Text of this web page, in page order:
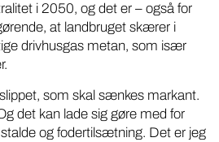
i 2050, og det er – også for
at landbruget skærer i
drivhusgas metan, som især
som skal sænkes markant.
det kan lade sig gøre med for
og fodertilsætning. Det er jeg